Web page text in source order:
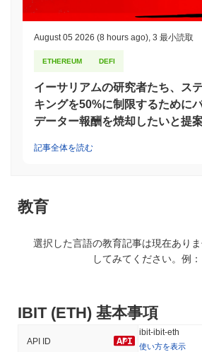
August 05 2026 (8 hours ago) 3 最小読取
ETHEREUM DEFI
イーサリアムの研究者たち、ス
キングを50%に制限するために
データー報酬を焼却したいと提
記事全体を読む
教育
選択した言語の教育記事は現在あり
してみてください。例：
IBIT (ETH) 基本事項
API ID
ibit-ibit-eth
使い方を表示